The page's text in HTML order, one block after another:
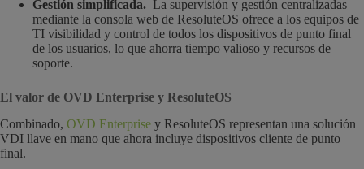
Gestión simplificada. La supervisión y gestión centralizadas
mediante la consola web de ResoluteOS ofrece a los equipos de
TI visibilidad y control de todos los dispositivos de punto final
de los usuarios, lo que ahorra tiempo valioso y recursos de
soporte.
El valor de OVD Enterprise y ResoluteOS
Combinado, OVD Enterprise y ResoluteOS representan una solución
VDI llave en mano que ahora incluye dispositivos cliente de punto
final.